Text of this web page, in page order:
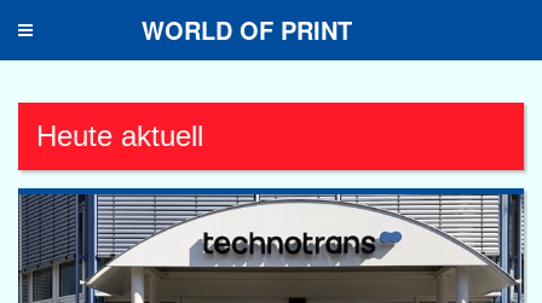
Toggle
WORLD OF PRINT
Heute aktuell